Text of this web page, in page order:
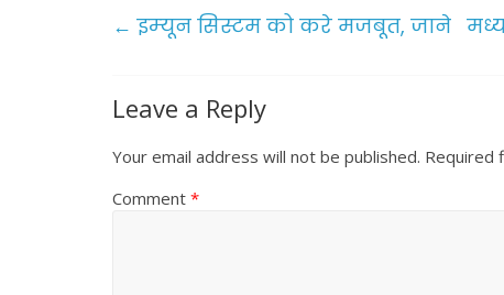
e
o
o
k
er l e
← इम्‍यून सिस्टम को करे मजबूत, जाने
Leave a Reply
Your email address will not be published. Required
Comment *